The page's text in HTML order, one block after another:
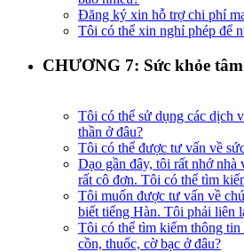
Đăng ký xin hỗ trợ chi phí
Tôi có thể xin nghỉ phép để
CHƯƠNG 7: Sức khỏe
Tôi có thể sử dụng các dịch
thần ở đâu?
Tôi có thể được tư vấn về
Dạo gần đây, tôi rất nhớ
rất cô đơn. Tôi có thể tìm
Tôi muốn được tư vấn về
biết tiếng Hàn. Tôi phải liên
Tôi có thể tìm kiếm thông
cồn, thuốc, cờ bạc ở đâu?